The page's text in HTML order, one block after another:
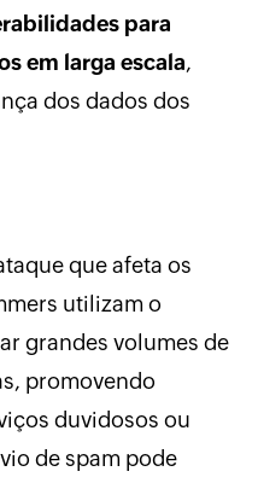
para
em larga escala,
dos dados dos
que afeta os
utilizam o
grandes volumes de
promovendo
duvidosos ou
de spam pode